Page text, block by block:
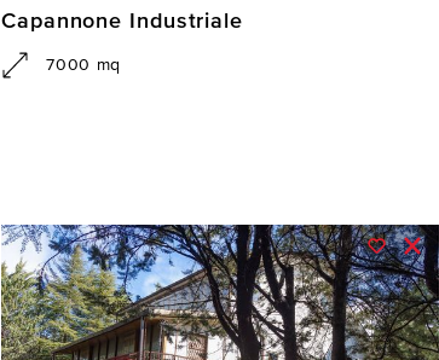
Capannone Industriale
7000 mq